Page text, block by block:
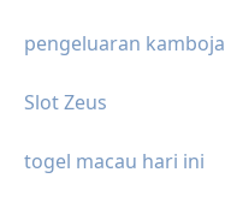
pengeluaran kamboja
Slot Zeus
togel macau hari ini